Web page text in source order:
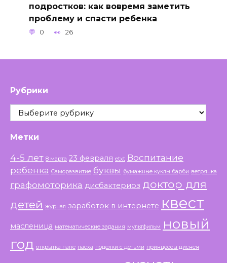
подростков: как вовремя заметить
проблему и спасти ребенка
0 26
Рубрики
Рубрики
Метки
4-5 лет 8 марта 23 февраля etxt Воспитание
ребенка Саморазвитие буквы бумажные куклы барби ветрянка
графомоторика дисбактериоз доктор для
детей журнал заработок в интернете квест
масленица математические задания мультфильм
новый
год открытка папе пасха поделки с детьми принцессы диснея